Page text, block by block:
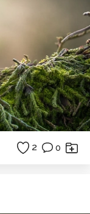
2 0